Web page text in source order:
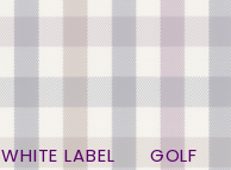
WHITE LABEL GOLF